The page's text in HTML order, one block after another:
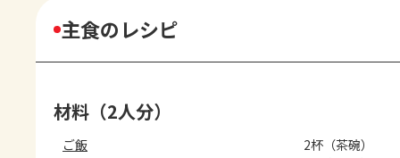
主食のレシピ
材料（2人分）
ご飯
2杯（茶碗）